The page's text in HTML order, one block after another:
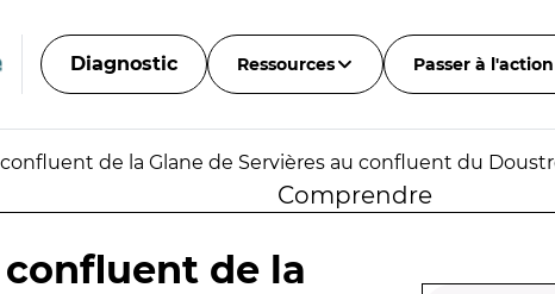
Diagnostic Ressources Passer à l'action
de la Glane de Servières au confluent du
Comprendre
de la